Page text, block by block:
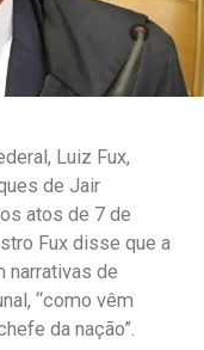
Luiz Fux,
de Jair
atos de 7 de
Fux disse que a
narrativas de
“como vêm
da nação”.